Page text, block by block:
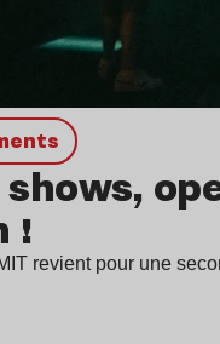
!
revient pour une